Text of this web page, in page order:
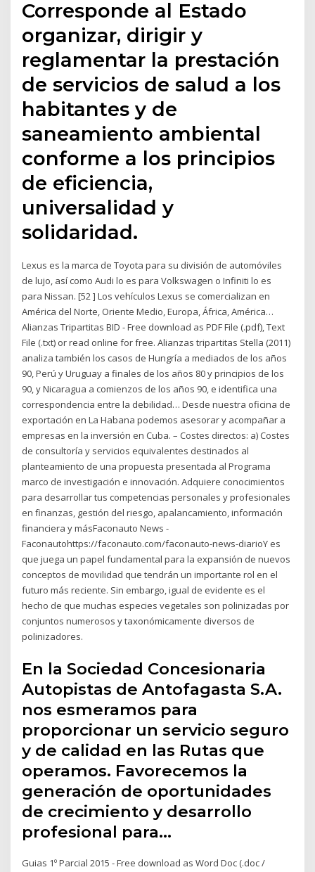
Corresponde al Estado
organizar, dirigir y
reglamentar la prestación
de servicios de salud a los
habitantes y de
saneamiento ambiental
conforme a los principios
de eficiencia,
universalidad y
solidaridad.
Lexus es la marca de Toyota para su división de automóviles
de lujo, así como Audi lo es para Volkswagen o Infiniti lo es
para Nissan. [52 ] Los vehículos Lexus se comercializan en
América del Norte, Oriente Medio, Europa, África, América…
Alianzas Tripartitas BID - Free download as PDF File (.pdf), Text
File (.txt) or read online for free. Alianzas tripartitas Stella (2011)
analiza también los casos de Hungría a mediados de los años
90, Perú y Uruguay a finales de los años 80 y principios de los
90, y Nicaragua a comienzos de los años 90, e identifica una
correspondencia entre la debilidad… Desde nuestra oficina de
exportación en La Habana podemos asesorar y acompañar a
empresas en la inversión en Cuba. – Costes directos: a) Costes
de consultoría y servicios equivalentes destinados al
planteamiento de una propuesta presentada al Programa
marco de investigación e innovación. Adquiere conocimientos
para desarrollar tus competencias personales y profesionales
en finanzas, gestión del riesgo, apalancamiento, información
financiera y másFaconauto News -
Faconautohttps://faconauto.com/faconauto-news-diarioY es
que juega un papel fundamental para la expansión de nuevos
conceptos de movilidad que tendrán un importante rol en el
futuro más reciente. Sin embargo, igual de evidente es el
hecho de que muchas especies vegetales son polinizadas por
conjuntos numerosos y taxonómicamente diversos de
polinizadores.
En la Sociedad Concesionaria
Autopistas de Antofagasta S.A.
nos esmeramos para
proporcionar un servicio seguro
y de calidad en las Rutas que
operamos. Favorecemos la
generación de oportunidades
de crecimiento y desarrollo
profesional para…
Guias 1º Parcial 2015 - Free download as Word Doc (.doc /